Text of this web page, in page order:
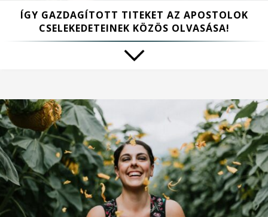
ÍGY GAZDAGÍTOTT TITEKET AZ APOSTOLOK
CSELEKEDETEINEK KÖZÖS OLVASÁSA!